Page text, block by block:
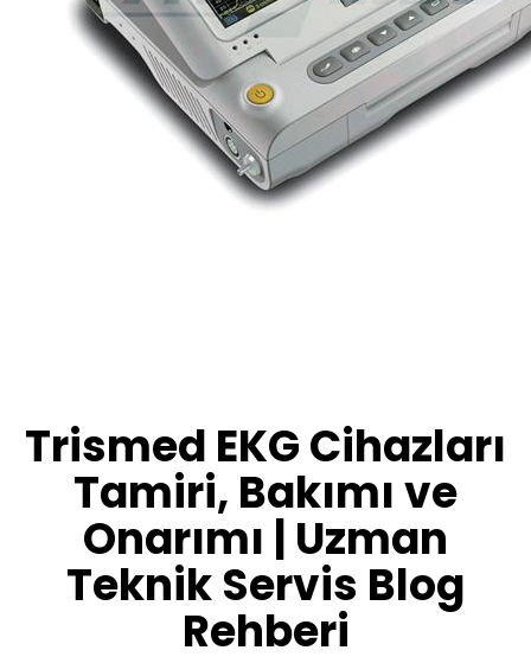
Trismed EKG Cihazları
Tamiri, Bakımı ve
Onarımı | Uzman
Teknik Servis Blog
Rehberi